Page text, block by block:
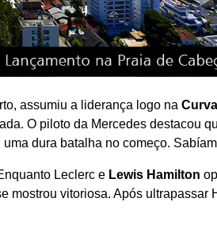
assumiu a liderança logo na
O piloto da Mercedes destacou
dura batalha no começo.
Leclerc e Lewis Hamilton
vitoriosa. Após ultrapassar